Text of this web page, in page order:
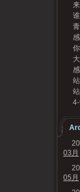
呢
谢
03月
05月